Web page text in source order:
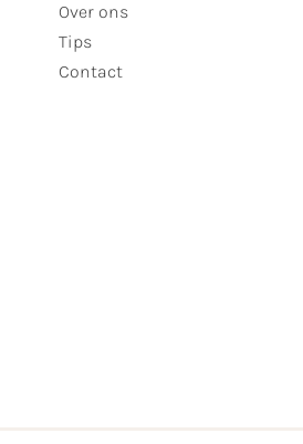
Over ons
Tips
Contact